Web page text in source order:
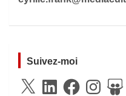
Suivez-moi
X
LinkedInFacebookInstagram